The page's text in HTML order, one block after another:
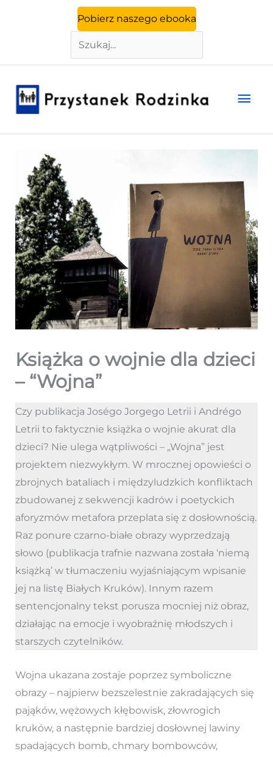
Pobierz naszego ebooka
Szukaj
Książka o wojnie dla dzieci
– “Wojna”
Czy publikacja Joségo Jorgego Letrii i Andrégo
Letrii to faktycznie książka o wojnie akurat dla
dzieci? Nie ulega wątpliwości – „Wojna” jest
projektem niezwykłym. W mrocznej opowieści o
zbrojnych bataliach i międzyludzkich konfliktach
zbudowanej z sekwencji kadrów i poetyckich
aforyzmów metafora przeplata się z dosłownością.
Raz ponure czarno-białe obrazy wyprzedzają
słowo (publikacja trafnie nazwana została ‘niemą
książką’ w tłumaczeniu wyjaśniającym wpisanie
jej na listę Białych Kruków). Innym razem
sentencjonalny tekst porusza mocniej niż obraz,
działając na emocje i wyobraźnię młodszych i
starszych czytelników.
Wojna ukazana zostaje poprzez symboliczne
obrazy – najpierw bezszelestnie zakradających się
pająków, wężowych kłębowisk, złowrogich
kruków, a następnie bardziej dosłownej lawiny
spadających bomb, chmary bombowców,